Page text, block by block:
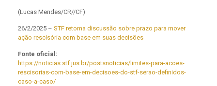
(Lucas Mendes/CR//CF)
26/2/2025 – STF retoma discussão sobre prazo para mover
ação rescisória com base em suas decisões
Fonte oficial:
https://noticias.stf.jus.br/postsnoticias/limites-para-acoes-
rescisorias-com-base-em-decisoes-do-stf-serao-definidos-
caso-a-caso/